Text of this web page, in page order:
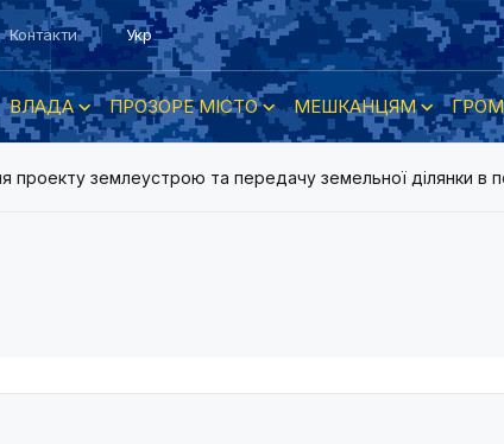
Контакти Укр
ВЛАДА ПРОЗОРЕ МІСТО МЕШКАНЦЯМ
землеустрою та передачу земельної ділянки в